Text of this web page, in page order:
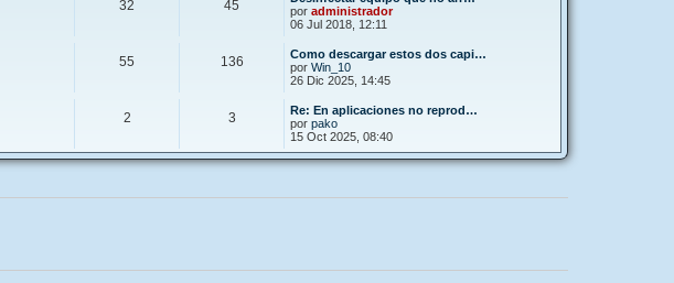
32 45
por administrador
06 Jul 2018, 12:11
55 136
Como descargar estos dos capi…
por Win_10
26 Dic 2025, 14:45
2 3
Re: En aplicaciones no reprod…
por pako
15 Oct 2025, 08:40